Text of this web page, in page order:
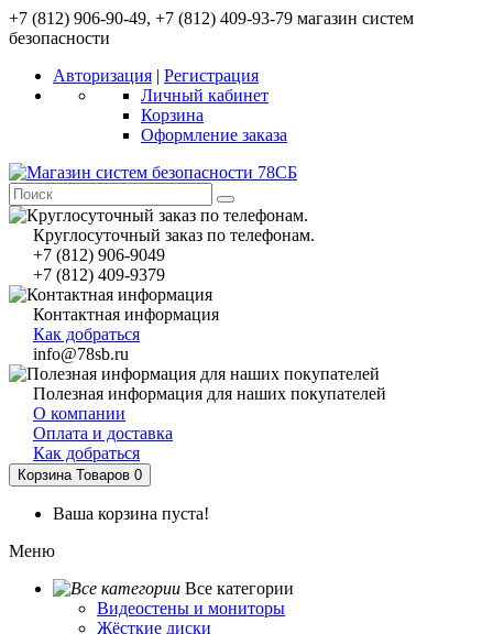
+7 (812) 906-90-49, +7 (812) 409-93-79 магазин систем
безопасности
Авторизация | Регистрация
Личный кабинет
Корзина
Оформление заказа
Круглосуточный заказ по телефонам.
+7 (812) 906-9049
+7 (812) 409-9379
Контактная информация
Как добраться
info@78sb.ru
Полезная информация для наших покупателей
О компании
Оплата и доставка
Как добраться
Корзина Товаров 0
Ваша корзина пуста!
Меню
Все категории
Видеостены и мониторы
Жёсткие диски